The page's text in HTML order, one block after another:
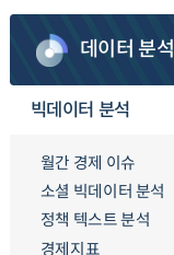
데이터 분석
빅데이터 분석
월간 경제 이슈
소셜 빅데이터 분석
정책 텍스트 분석
경제지표